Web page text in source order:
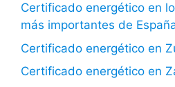
Certificado energético en
más importantes de
Certificado energético en
Certificado energético en